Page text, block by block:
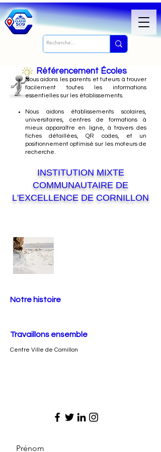
Référencement Écoles
Nousaidons les parents et tuteurs à trouver
facilement toutes les informations
essentielles sur les établissements.
Nous aidons établissements scolaires,
universitaires, centres de formations à
mieux apparaître en ligne, à travers des
fiches détaillées, QR codes, et un
positionnement optimisé sur les moteurs de
recherche.
INSTITUTION MIXTE
COMMUNAUTAIRE DE
L'EXCELLENCE DE CORNILLON
Notre histoire
Travaillons ensemble
Centre Ville de Cornillon
Prénom